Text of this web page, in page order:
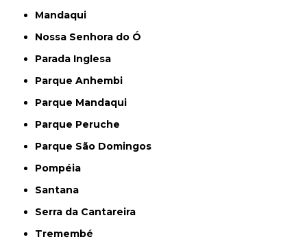
Mandaqui
Nossa Senhora do Ó
Parada Inglesa
Parque Anhembi
Parque Mandaqui
Parque Peruche
Parque São Domingos
Pompéia
Santana
Serra da Cantareira
Tremembé